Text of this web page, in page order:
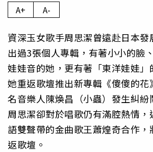
A+ A-
資深玉女歌手周思潔曾遠赴日本發
出過3張個人專輯，有著小小的臉
娃娃音的她，更有著「東洋娃娃」
她重返歌壇推出新專輯《傻傻的花
名音樂人陳煥昌（小蟲）發生糾紛
周思潔卻對於唱歌仍有滿腔熱情，
語雙聲帶的金曲歌王蕭煌奇合作，
返歌壇。